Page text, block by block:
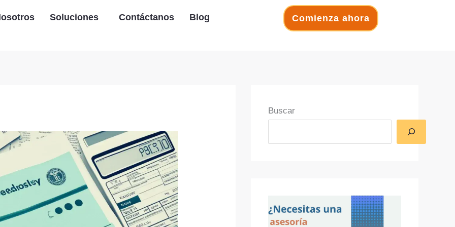
Soluciones Contáctanos Blog Comienza ahora
Buscar